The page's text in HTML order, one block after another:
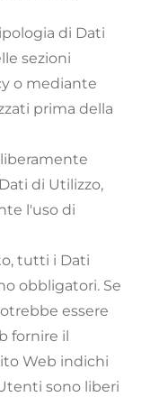
di Dati
sezioni
o mediante
prima della
di Utilizzo,
l'uso di
tutti i Dati
obbligatori. Se
essere
fornire il
Web indichi
sono liberi